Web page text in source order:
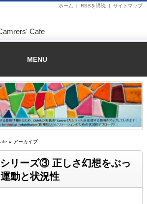
サイトマップ
RSSを購読 |
ホーム |
Cafe
MENU
» アーカイブ
リーズ③ 正しさ幻想をぶっ
動と状況性